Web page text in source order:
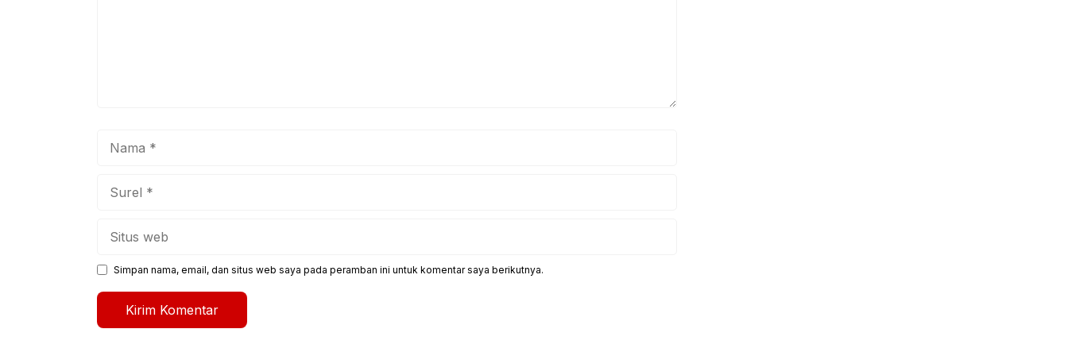
Simpan nama, email, dan situs web saya pada peramban ini untuk komentar saya berikutnya.